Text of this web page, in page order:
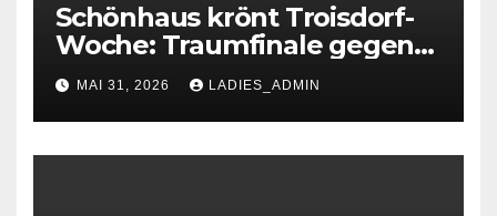
Schönhaus krönt Troisdorf-
Woche: Traumfinale gegen
Petkovic begeistert 600
Zuschauer
MAI 31, 2026 LADIES_ADMIN